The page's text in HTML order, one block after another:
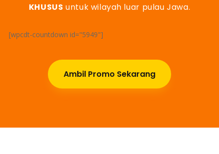
KHUSUS untuk wilayah luar pulau Jawa.
[wpcdt-countdown id="5949"]
Ambil Promo Sekarang